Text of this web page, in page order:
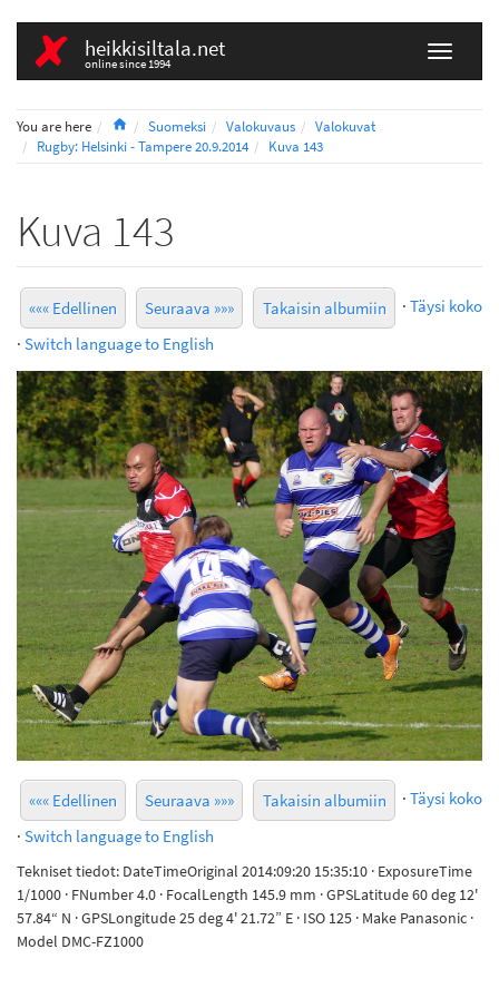
heikkisiltala.net
online since 1994
You are here HomeSuomeksi Valokuvaus
Valokuvat
Rugby: Helsinki - Tampere 20.9.2014
Kuva 143
Kuva 143
««« Edellinen Seuraava »»» Takaisin albumiin · Täysi koko
· Switch language to English
««« Edellinen Seuraava »»» Takaisin albumiin · Täysi koko
· Switch language to English
Tekniset tiedot: DateTimeOriginal 2014:09:20 15:35:10 · ExposureTime
1/1000 · FNumber 4.0 · FocalLength 145.9 mm · GPSLatitude 60 deg 12'
57.84“ N · GPSLongitude 25 deg 4' 21.72” E · ISO 125 · Make Panasonic ·
Model DMC-FZ1000